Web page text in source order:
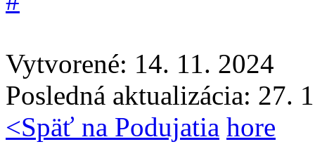
Vytvorené: 14. 11. 2024
Posledná aktualizácia: 27.
<Späť na Podujatia hore